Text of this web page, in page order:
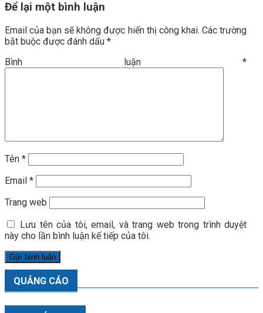
Để lại một bình luận
Email của bạn sẽ không được hiển thị công khai. Các trường
bắt buộc được đánh dấu *
Bình luận *
Tên *
Email *
Trang web
Lưu tên của tôi, email, và trang web trong trình duyệt
này cho lần bình luận kế tiếp của tôi.
QUẢNG CÁO